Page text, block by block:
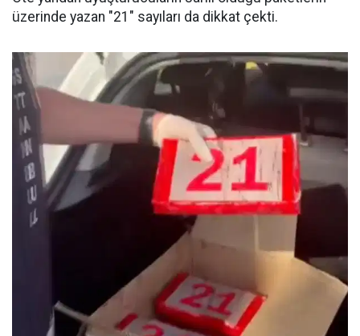
üzerinde yazan "21" sayıları da dikkat çekti.